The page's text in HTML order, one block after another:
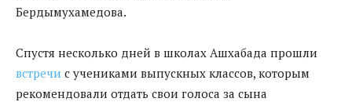
Бердымухамедова.
Спустя несколько дней в школах Ашхабада прошли
встречи с учениками выпускных классов, которым
рекомендовали отдать свои голоса за сына